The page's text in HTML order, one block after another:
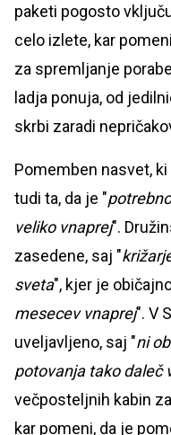
paketi pogosto
celo izlete, kar
za spremljanje
ladja ponuja, od
skrbi zaradi
Pomemben nasvet, ki
tudi ta, da je "
veliko vnaprej".
zasedene, saj "
sveta", kjer je
mesecev vnaprej". V
uveljavljeno, saj "ni
potovanja tako daleč
večposteljnih kabin
kar pomeni, da je